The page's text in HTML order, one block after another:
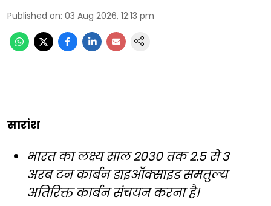
Published on: 03 Aug 2026, 12:13 pm
सारांश
भारत का लक्ष्य साल 2030 तक 2.5 से 3
अरब टन कार्बन डाइऑक्साइड समतुल्य
अतिरिक्त कार्बन संचयन करना है।